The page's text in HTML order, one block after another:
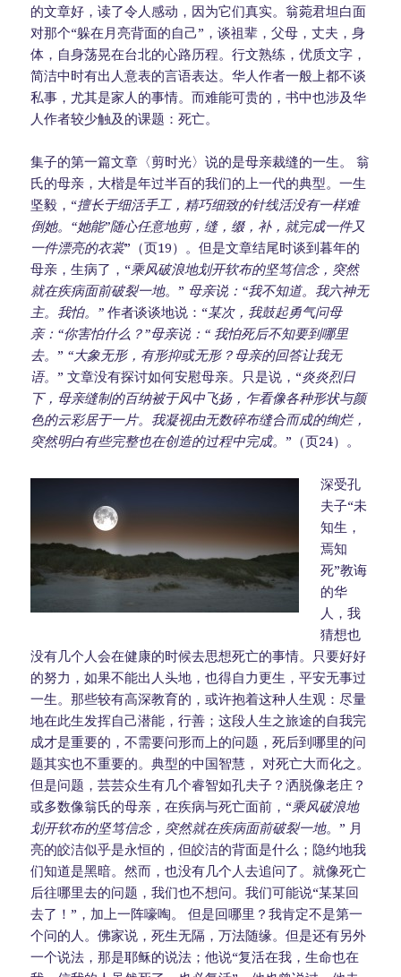
的文章好，读了令人感动，因为它们真实。翁菀君坦白面
对那个“躲在月亮背面的自己”，谈祖辈，父母，丈夫，身
体，自身荡晃在台北的心路历程。行文熟练，优质文字，
简洁中时有出人意表的言语表达。华人作者一般上都不谈
私事，尤其是家人的事情。而难能可贵的，书中也涉及华
人作者较少触及的课题：死亡。
集子的第一篇文章〈剪时光〉说的是母亲裁缝的一生。 翁
氏的母亲，大楷是年过半百的我们的上一代的典型。一生
坚毅，“擅长于细活手工，精巧细致的针线活没有一样难
倒她。“她能”随心任意地剪，缝，缀，补，就完成一件又
一件漂亮的衣裳”（页19）。但是文章结尾时谈到暮年的
母亲，生病了，“乘风破浪地划开软布的坚笃信念，突然
就在疾病面前破裂一地。” 母亲说：“我不知道。我六神无
主。我怕。” 作者谈谈地说：“某次，我鼓起勇气问母
亲：“你害怕什么？”母亲说：“ 我怕死后不知要到哪里
去。” “大象无形，有形抑或无形？母亲的回答让我无
语。” 文章没有探讨如何安慰母亲。只是说，“炎炎烈日
下，母亲缝制的百纳被于风中飞扬，乍看像各种形状与颜
色的云彩居于一片。我凝视由无数碎布缝合而成的绚烂，
突然明白有些完整也在创造的过程中完成。”（页24）。
深受孔
夫子“未
知生，
焉知
死”教诲
的华
人，我
猜想也
没有几个人会在健康的时候去思想死亡的事情。只要好好
的努力，如果不能出人头地，也得自力更生，平安无事过
一生。那些较有高深教育的，或许抱着这种人生观：尽量
地在此生发挥自己潜能，行善；这段人生之旅途的自我完
成才是重要的，不需要问形而上的问题，死后到哪里的问
题其实也不重要的。典型的中国智慧， 对死亡大而化之。
但是问题，芸芸众生有几个睿智如孔夫子？洒脱像老庄？
或多数像翁氏的母亲，在疾病与死亡面前，“乘风破浪地
划开软布的坚笃信念，突然就在疾病面前破裂一地。” 月
亮的皎洁似乎是永恒的，但皎洁的背面是什么；隐约地我
们知道是黑暗。然而，也没有几个人去追问了。就像死亡
后往哪里去的问题，我们也不想问。我们可能说“某某回
去了！”，加上一阵嚎啕。 但是回哪里？我肯定不是第一
个问的人。佛家说，死生无隔，万法随缘。但是还有另外
一个说法，那是耶稣的说法；他说“复活在我，生命也在